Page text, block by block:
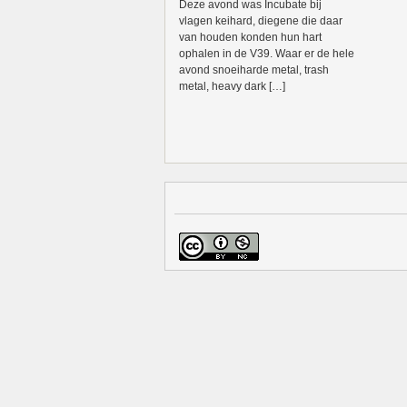
Deze avond was Incubate bij
vlagen keihard, diegene die daar
van houden konden hun hart
ophalen in de V39. Waar er de hele
avond snoeiharde metal, trash
metal, heavy dark […]